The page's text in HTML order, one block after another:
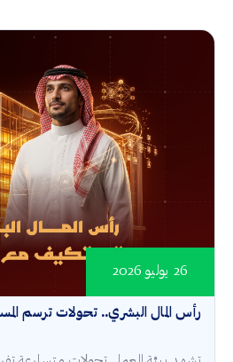
رأس المال البشري.. تحولات ترسم
26 يوليو 2026